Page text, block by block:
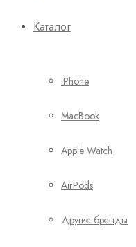
Каталог
iPhone
MacBook
Apple Watch
AirPods
Другие бренды